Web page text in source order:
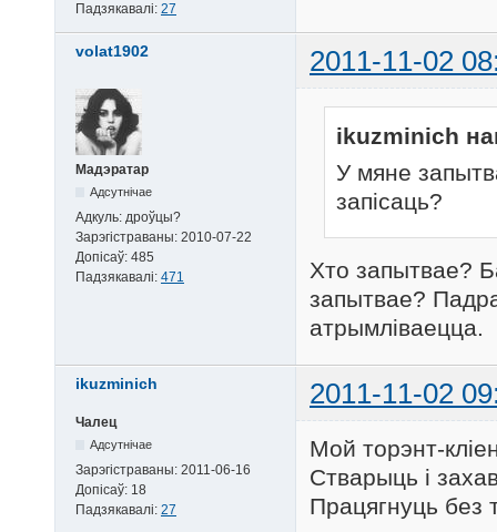
Падзякавалі: 27
volat1902 2011-11-02
Мадэратар
Адсутнічае
Адкуль: дроўцы?
Зарэгістраваны: 2010-07-22
Допісаў: 485
Падзякавалі: 471
ikuzminich
У мяне
запісаць?
Хто запытвае?
запытвае?
атрымліваецца.
ikuzminich 2011-11-02
Чалец
Адсутнічае
Зарэгістраваны: 2011-06-16
Допісаў: 18
Падзякавалі: 27
Мой торэнт-
Стварыць і
Працягнуць без